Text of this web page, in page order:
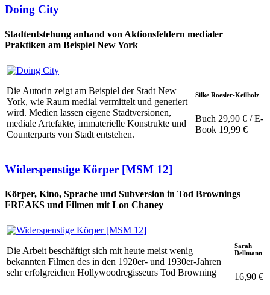
Doing City
Stadtentstehung anhand von Aktionsfeldern medialer
Praktiken am Beispiel New York
Die Autorin zeigt am Beispiel der Stadt New
York, wie Raum medial vermittelt und generiert
wird. Medien lassen eigene Stadtversionen,
mediale Artefakte, immaterielle Konstrukte und
Counterparts von Stadt entstehen.
Silke Roesler-Keilholz
Buch 29,90 € / E-
Book 19,99 €
Widerspenstige Körper [MSM 12]
Körper, Kino, Sprache und Subversion in Tod Brownings
FREAKS und Filmen mit Lon Chaney
Die Arbeit beschäftigt sich mit heute meist wenig
bekannten Filmen des in den 1920er- und 1930er-Jahren
sehr erfolgreichen Hollywoodregisseurs Tod Browning
Sarah
Dellmann
16,90 €